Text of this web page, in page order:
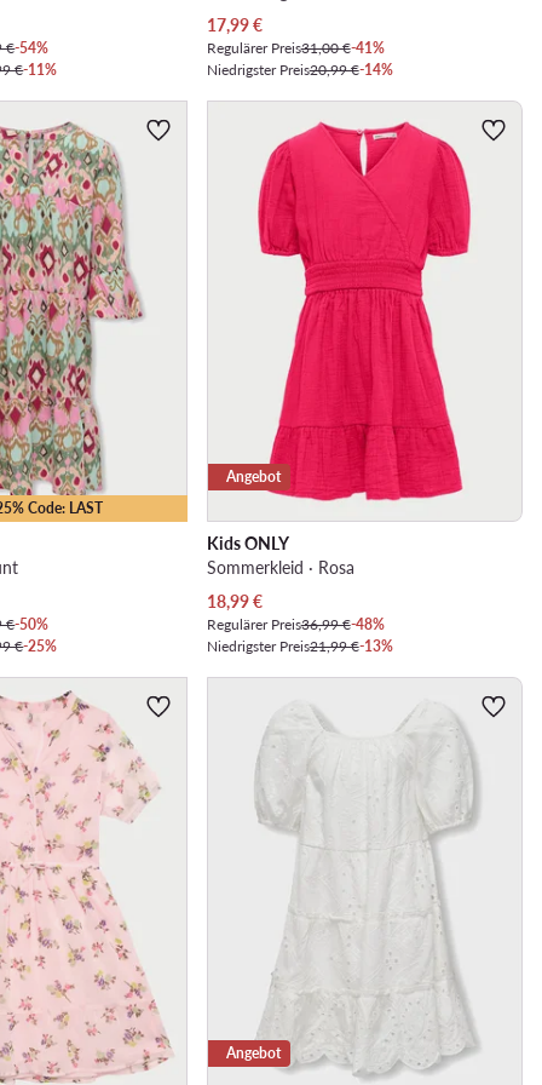
€-54%
€-11%
Aktueller Preis
17,99€
Regulärer Preis31,00 €-41%
Niedrigster Preis20,99 €-14%
Code: LAST
€-50%
€-25%
Angebot
Kids ONLY
Sommerkleid · Rosa
Aktueller Preis
18,99€
Regulärer Preis36,99 €-48%
Niedrigster Preis21,99 €-13%
Angebot